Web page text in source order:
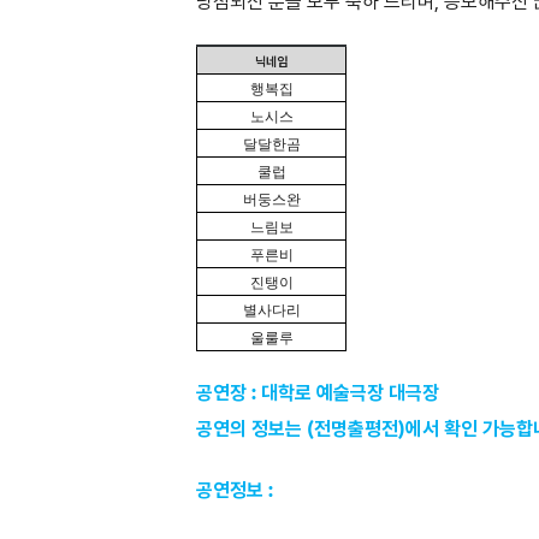
닉네임
행복집
노시스
달달한곰
쿨럽
버둥스완
느림보
푸른비
진탱이
별사다리
울룰루
공연장 : 대학로 예술극장 대극장
공연의 정보는 (전명출평전)에서 확인 가능합
공연정보 :